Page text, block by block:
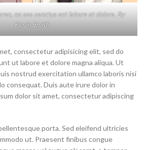
no sea sanctus est labore et dolore. By
Kevin Smith
consectetur adipisicing elit, sed do
ut labore et dolore magna aliqua. Ut
nostrud exercitation ullamco laboris nisi
consequat. Duis aute irure dolor in
dolor sit amet, consectetur adipiscing
porta. Sed eleifend ultricies
ut. Praesent finibus congue